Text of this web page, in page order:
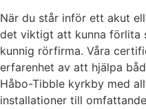
När du står inför ett akut
det viktigt att kunna förlita
kunnig rörfirma. Våra
erfarenhet av att hjälpa
Håbo-Tibble kyrkby med
installationer till